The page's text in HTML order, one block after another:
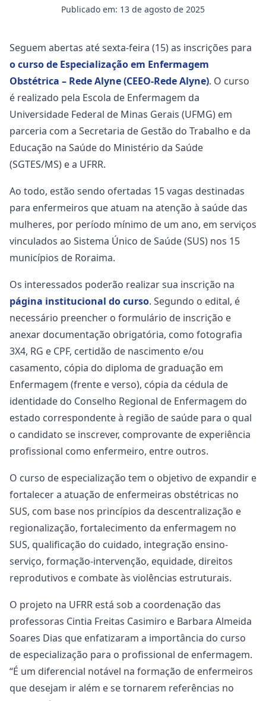
Publicado em: 13 de agosto de 2025
Seguem abertas até sexta-feira (15) as inscrições para
o curso de Especialização em Enfermagem
Obstétrica – Rede Alyne (CEEO-Rede Alyne). O curso
é realizado pela Escola de Enfermagem da
Universidade Federal de Minas Gerais (UFMG) em
parceria com a Secretaria de Gestão do Trabalho e da
Educação na Saúde do Ministério da Saúde
(SGTES/MS) e a UFRR.
Ao todo, estão sendo ofertadas 15 vagas destinadas
para enfermeiros que atuam na atenção à saúde das
mulheres, por período mínimo de um ano, em serviços
vinculados ao Sistema Único de Saúde (SUS) nos 15
municípios de Roraima.
Os interessados poderão realizar sua inscrição na
página institucional do curso. Segundo o edital, é
necessário preencher o formulário de inscrição e
anexar documentação obrigatória, como fotografia
3X4, RG e CPF, certidão de nascimento e/ou
casamento, cópia do diploma de graduação em
Enfermagem (frente e verso), cópia da cédula de
identidade do Conselho Regional de Enfermagem do
estado correspondente à região de saúde para o qual
o candidato se inscrever, comprovante de experiência
profissional como enfermeiro, entre outros.
O curso de especialização tem o objetivo de expandir e
fortalecer a atuação de enfermeiras obstétricas no
SUS, com base nos princípios da descentralização e
regionalização, fortalecimento da enfermagem no
SUS, qualificação do cuidado, integração ensino-
serviço, formação-intervenção, equidade, direitos
reprodutivos e combate às violências estruturais.
O projeto na UFRR está sob a coordenação das
professoras Cintia Freitas Casimiro e Barbara Almeida
Soares Dias que enfatizaram a importância do curso
de especialização para o profissional de enfermagem.
“É um diferencial notável na formação de enfermeiros
que desejam ir além e se tornarem referências no